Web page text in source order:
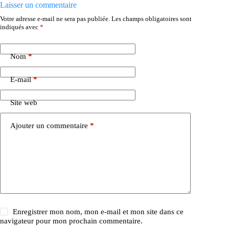
Laisser un commentaire
Votre adresse e-mail ne sera pas publiée. Les champs obligatoires sont
indiqués avec *
Nom*
E-mail*
Site web
Ajouter un commentaire *
Enregistrer mon nom, mon e-mail et mon site dans ce
navigateur pour mon prochain commentaire.